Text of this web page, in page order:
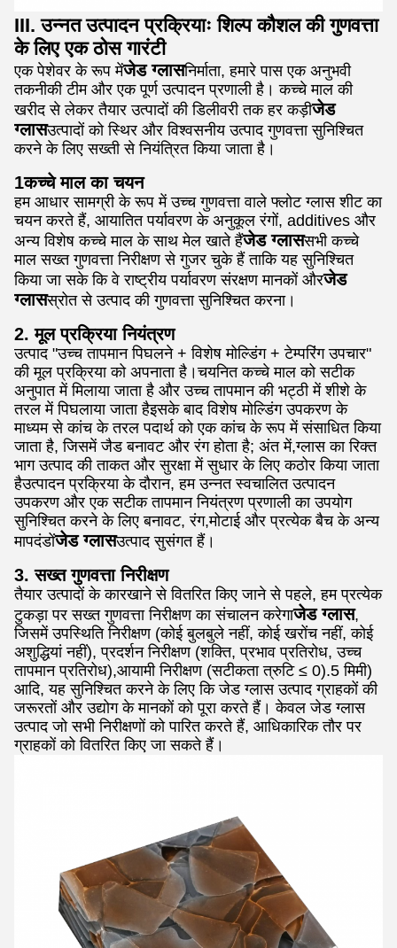
III. उन्नत उत्पादन प्रक्रियाः शिल्प कौशल की गुणवत्ता
के लिए एक ठोस गारंटी
एक पेशेवर के रूप मेंजेड ग्लासनिर्माता, हमारे पास एक अनुभवी
तकनीकी टीम और एक पूर्ण उत्पादन प्रणाली है। कच्चे माल की
खरीद से लेकर तैयार उत्पादों की डिलीवरी तक हर कड़ीजेड
ग्लासउत्पादों को स्थिर और विश्वसनीय उत्पाद गुणवत्ता सुनिश्चित
करने के लिए सख्ती से नियंत्रित किया जाता है।
1कच्चे माल का चयन
हम आधार सामग्री के रूप में उच्च गुणवत्ता वाले फ्लोट ग्लास शीट का
चयन करते हैं, आयातित पर्यावरण के अनुकूल रंगों, additives और
अन्य विशेष कच्चे माल के साथ मेल खाते हैंजेड ग्लाससभी कच्चे
माल सख्त गुणवत्ता निरीक्षण से गुजर चुके हैं ताकि यह सुनिश्चित
किया जा सके कि वे राष्ट्रीय पर्यावरण संरक्षण मानकों औरजेड
ग्लासस्रोत से उत्पाद की गुणवत्ता सुनिश्चित करना।
2. मूल प्रक्रिया नियंत्रण
उत्पाद "उच्च तापमान पिघलने + विशेष मोल्डिंग + टेम्परिंग उपचार"
की मूल प्रक्रिया को अपनाता है।चयनित कच्चे माल को सटीक
अनुपात में मिलाया जाता है और उच्च तापमान की भट्ठी में शीशे के
तरल में पिघलाया जाता हैइसके बाद विशेष मोल्डिंग उपकरण के
माध्यम से कांच के तरल पदार्थ को एक कांच के रूप में संसाधित किया
जाता है, जिसमें जैड बनावट और रंग होता है; अंत में,ग्लास का रिक्त
भाग उत्पाद की ताकत और सुरक्षा में सुधार के लिए कठोर किया जाता
हैउत्पादन प्रक्रिया के दौरान, हम उन्नत स्वचालित उत्पादन
उपकरण और एक सटीक तापमान नियंत्रण प्रणाली का उपयोग
सुनिश्चित करने के लिए बनावट, रंग,मोटाई और प्रत्येक बैच के अन्य
मापदंडोंजेड ग्लासउत्पाद सुसंगत हैं।
3. सख्त गुणवत्ता निरीक्षण
तैयार उत्पादों के कारखाने से वितरित किए जाने से पहले, हम प्रत्येक
टुकड़ा पर सख्त गुणवत्ता निरीक्षण का संचालन करेगाजेड ग्लास,
जिसमें उपस्थिति निरीक्षण (कोई बुलबुले नहीं, कोई खरोंच नहीं, कोई
अशुद्धियां नहीं), प्रदर्शन निरीक्षण (शक्ति, प्रभाव प्रतिरोध, उच्च
तापमान प्रतिरोध),आयामी निरीक्षण (सटीकता त्रुटि ≤ 0).5 मिमी)
आदि, यह सुनिश्चित करने के लिए कि जेड ग्लास उत्पाद ग्राहकों की
जरूरतों और उद्योग के मानकों को पूरा करते हैं। केवल जेड ग्लास
उत्पाद जो सभी निरीक्षणों को पारित करते हैं, आधिकारिक तौर पर
ग्राहकों को वितरित किए जा सकते हैं।